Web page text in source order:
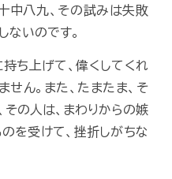
中八九、その試みは失敗
ないのです。
ち上げて、偉くしてくれ
せん。また、たまたま、そ
その人は、まわりからの嫉
を受けて、挫折しがちな